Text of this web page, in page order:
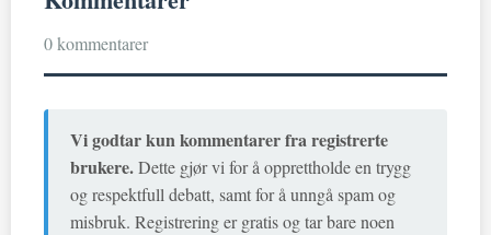
0 kommentarer
Vi godtar kun kommentarer fra registrerte
brukere.Dette gjør vi for å opprettholde en trygg
og respektfull debatt, samt for å unngå spam og
misbruk. Registrering er gratis og tar bare noen